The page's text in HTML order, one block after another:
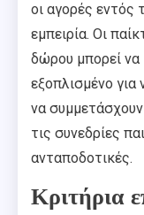
οι αγορές εντός
εμπειρία. Οι
δώρου μπορεί να
εξοπλισμένο για
να
τις συνεδρίες
ανταποδοτικές.
Κριτήρια